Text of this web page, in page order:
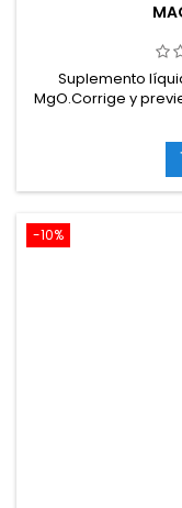
Suplemento
MgO.Corrige y
la producción de
un metabolismo
vitalidad
-10%